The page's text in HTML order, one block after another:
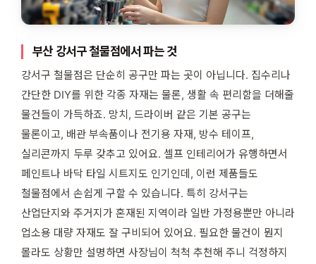
부산 강서구 철물점에서 파는 것
강서구 철물점은 단순히 공구만 파는 곳이 아닙니다. 집수리나
간단한 DIY를 위한 각종 자재는 물론, 생활 속 편리함을 더해줄
물건들이 가득하죠. 망치, 드라이버 같은 기본 공구는
물론이고, 배관 부속품이나 전기용 자재, 방수 테이프,
실리콘까지 두루 갖추고 있어요. 셀프 인테리어가 유행하면서
페인트나 바닥 타일 시트지도 인기인데, 이런 제품들도
철물점에서 손쉽게 구할 수 있습니다. 특히 강서구는
산업단지와 주거지가 혼재된 지역이라 일반 가정용뿐만 아니라
업소용 대량 자재도 잘 구비되어 있어요. 필요한 물건이 뭔지
몰라도 상황만 설명하면 사장님이 척척 추천해 주니 걱정하지